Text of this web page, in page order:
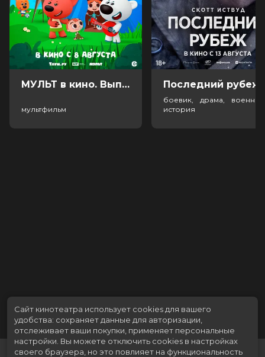
МУЛЬТ в кино. Выпуск №198. Некогда скучать (0+)
мультфильм
боевик, драма,
история
Сайт кинотеатра использует cookies для вашего
удобства: сохраняет данные для авторизации,
отслеживает ваши покупки, применяет персональные
настройки. Вы можете отключить cookies в настройках
своего браузера, но это повлияет на функциональность